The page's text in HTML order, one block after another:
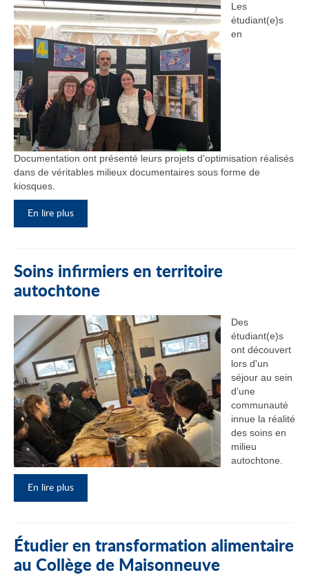
Les
étudiant(e)s
en
Documentation ont présenté leurs projets d'optimisation réalisés
dans de véritables milieux documentaires sous forme de
kiosques.
En lire plus
Soins infirmiers en territoire
autochtone
Des
étudiant(e)s
ont découvert
lors d'un
séjour au sein
d’une
communauté
innue la réalité
des soins en
milieu
autochtone.
En lire plus
Étudier en transformation alimentaire
au Collège de Maisonneuve